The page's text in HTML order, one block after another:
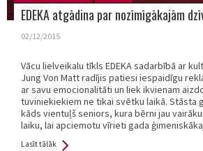
EDEKA atgādina par nozīmīgākajām
02/12/2015
Vācu lielveikalu tīkls EDEKA sadarbībā ar
Jung Von Matt radījis patiesi iespaidīgu
ar savu emocionalitāti un liek ikvienam
tuviniekiekiem ne tikai svētku laikā. Stāsta
kāds vientuļš seniors, kura bērni jau
laiku, lai apciemotu vīrieti gada
Lasīt tālāk